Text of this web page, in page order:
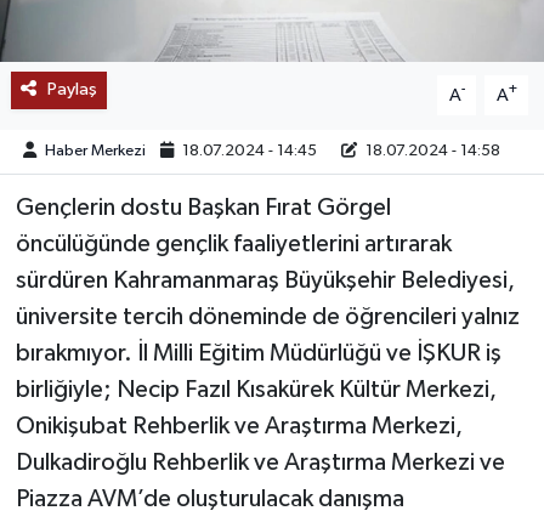
Paylaş A- A+
Haber Merkezi 18.07.2024 - 14:45 18.07.2024 - 14:58
Gençlerin dostu Başkan Fırat Görgel
öncülüğünde gençlik faaliyetlerini artırarak
sürdüren Kahramanmaraş Büyükşehir Belediyesi,
üniversite tercih döneminde de öğrencileri yalnız
bırakmıyor. İl Milli Eğitim Müdürlüğü ve İŞKUR iş
birliğiyle; Necip Fazıl Kısakürek Kültür Merkezi,
Onikişubat Rehberlik ve Araştırma Merkezi,
Dulkadiroğlu Rehberlik ve Araştırma Merkezi ve
Piazza AVM’de oluşturulacak danışma
DÜNYA
TREND
MEDYA
OTOMOTİV
TEKNOLOJİ
YAŞAM
KÜLTÜR SANAT